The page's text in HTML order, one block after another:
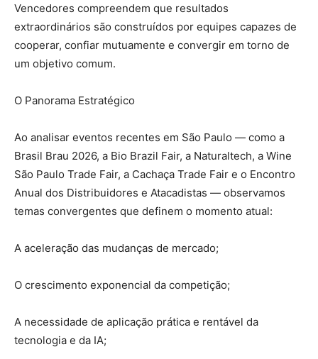
Vencedores compreendem que resultados
extraordinários são construídos por equipes capazes de
cooperar, confiar mutuamente e convergir em torno de
um objetivo comum.
O Panorama Estratégico
Ao analisar eventos recentes em São Paulo — como a
Brasil Brau 2026, a Bio Brazil Fair, a Naturaltech, a Wine
São Paulo Trade Fair, a Cachaça Trade Fair e o Encontro
Anual dos Distribuidores e Atacadistas — observamos
temas convergentes que definem o momento atual:
A aceleração das mudanças de mercado;
O crescimento exponencial da competição;
A necessidade de aplicação prática e rentável da
tecnologia e da IA;